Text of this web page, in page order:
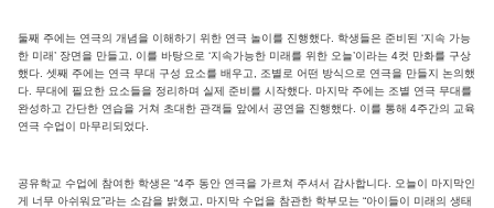
둘째 주에는 연극의 개념을 이해하기 위한 연극 놀이를 진행했다. 학생들은 준비된 ‘지속 가능
한 미래’ 장면을 만들고, 이를 바탕으로 ‘지속가능한 미래를 위한 오늘’이라는 4컷 만화를 구상
했다. 셋째 주에는 연극 무대 구성 요소를 배우고, 조별로 어떤 방식으로 연극을 만들지 논의했
다. 무대에 필요한 요소들을 정리하며 실제 준비를 시작했다. 마지막 주에는 조별 연극 무대를
완성하고 간단한 연습을 거쳐 초대한 관객들 앞에서 공연을 진행했다. 이를 통해 4주간의 교육
연극 수업이 마무리되었다.
공유학교 수업에 참여한 학생은 “4주 동안 연극을 가르쳐 주셔서 감사합니다. 오늘이 마지막인
게 너무 아쉬워요”라는 소감을 밝혔고, 마지막 수업을 참관한 학부모는 “아이들이 미래의 생태